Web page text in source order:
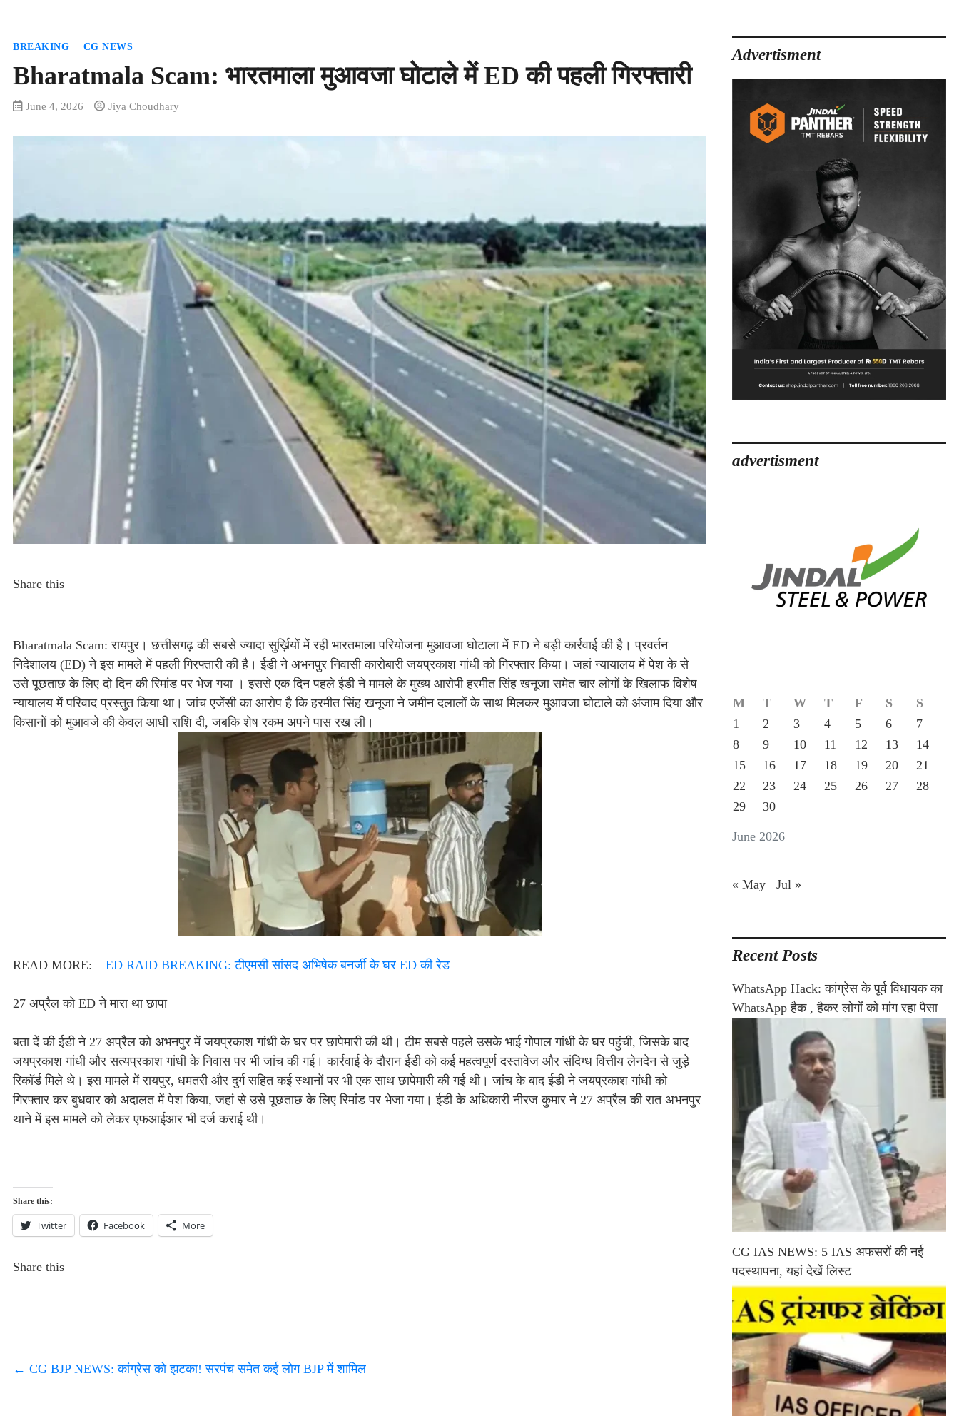
BREAKING CG NEWS
Bharatmala Scam: भारतमाला मुआवजा घोटाले में ED की पहली गिरफ्तारी
June 4, 2026 Jiya Choudhary
Share this
Bharatmala Scam: रायपुर। छत्तीसगढ़ की सबसे ज्यादा सुर्ख़ियों में रही भारतमाला परियोजना मुआवजा घोटाला में ED ने बड़ी कार्रवाई की है। प्रवर्तन
निदेशालय (ED) ने इस मामले में पहली गिरफ्तारी की है। ईडी ने अभनपुर निवासी कारोबारी जयप्रकाश गांधी को गिरफ्तार किया। जहां न्यायालय में पेश के से
उसे पूछताछ के लिए दो दिन की रिमांड पर भेज गया । इससे एक दिन पहले ईडी ने मामले के मुख्य आरोपी हरमीत सिंह खनूजा समेत चार लोगों के खिलाफ विशेष
न्यायालय में परिवाद प्रस्तुत किया था। जांच एजेंसी का आरोप है कि हरमीत सिंह खनूजा ने जमीन दलालों के साथ मिलकर मुआवजा घोटाले को अंजाम दिया और
किसानों को मुआवजे की केवल आधी राशि दी, जबकि शेष रकम अपने पास रख ली।
READ MORE: – ED RAID BREAKING: टीएमसी सांसद अभिषेक बनर्जी के घर ED की रेड
27 अप्रैल को ED ने मारा था छापा
बता दें की ईडी ने 27 अप्रैल को अभनपुर में जयप्रकाश गांधी के घर पर छापेमारी की थी। टीम सबसे पहले उसके भाई गोपाल गांधी के घर पहुंची, जिसके बाद
जयप्रकाश गांधी और सत्यप्रकाश गांधी के निवास पर भी जांच की गई। कार्रवाई के दौरान ईडी को कई महत्वपूर्ण दस्तावेज और संदिग्ध वित्तीय लेनदेन से जुड़े
रिकॉर्ड मिले थे। इस मामले में रायपुर, धमतरी और दुर्ग सहित कई स्थानों पर भी एक साथ छापेमारी की गई थी। जांच के बाद ईडी ने जयप्रकाश गांधी को
गिरफ्तार कर बुधवार को अदालत में पेश किया, जहां से उसे पूछताछ के लिए रिमांड पर भेजा गया। ईडी के अधिकारी नीरज कुमार ने 27 अप्रैल की रात अभनपुर
थाने में इस मामले को लेकर एफआईआर भी दर्ज कराई थी।
Share this:
Twitter Facebook More
Share this
← CG BJP NEWS: कांग्रेस को झटका! सरपंच समेत कई लोग BJP में शामिल
Advertisment
advertisment
June 2026
M T W T F S
S
1
2 3 4 5 6
7
8
9 10 11 12 13
14
15
16 17 18 19 20
21
22
23 24 25 26 27
28
29
30
« May Jul »
Recent Posts
WhatsApp Hack: कांग्रेस के पूर्व विधायक का
WhatsApp हैक , हैकर लोगों को मांग रहा पैसा
CG IAS NEWS: 5 IAS अफसरों की नई
पदस्थापना, यहां देखें लिस्ट